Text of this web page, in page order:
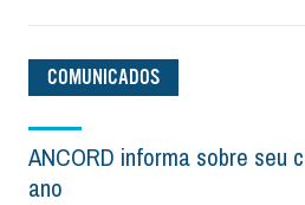
COMUNICADOS
ANCORD informa sobre seu
ano